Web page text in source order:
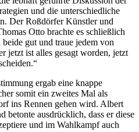
und die unterschiedliche
Der Roßdörfer Künstler und
Otto brachte es schließlich
gut und traue jedem von
jetzt ist alles gesagt worden, jetzt
ergab eine knappe
somit ein zweites Mal als
ins Rennen gehen wird. Albert
betonte ausdrücklich, dass er diese
und im Wahlkampf auch